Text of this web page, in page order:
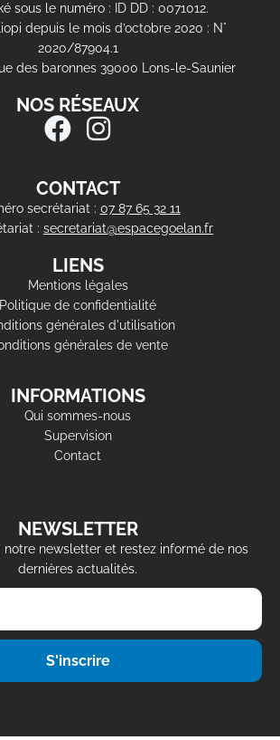
sous le numéro : ID DD : 0071012.
depuis le mois d’octobre 2020 : N°
2020/87904.1
des baronnes 39000 Lons-le-Saunier
NOS RÉSEAUX
CONTACT
secrétariat : 07 87 65 32 11
: secretariat@espacegoelan.fr
LIENS
Mentions légales
Politique de confidentialité
générales d'utilisation
générales de vente
INFORMATIONS
Qui sommes-nous
Supervision
Contact
NEWSLETTER
notre newsletter et restez informé de nos
dernières actualités.
S'inscrire